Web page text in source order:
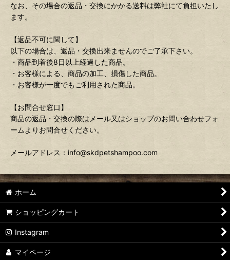
なお、その場合の返品・交換にかかる送料は弊社にて負担いたし
ます。
【返品不可に関して】
以下の場合は、返品・交換出来ませんのでご了承下さい。
・商品到着後8日以上経過した商品。
・お客様による、商品の加工、損傷した商品。
・お客様が一度でもご利用された商品。
【お問合せ窓口】
商品の返品・交換の際はメール又はショップのお問い合わせフォ
ームよりお問合せください。
メールアドレス：info@skdpetshampoo.com
ホーム
ショッピングカート
Instagram
マイページ